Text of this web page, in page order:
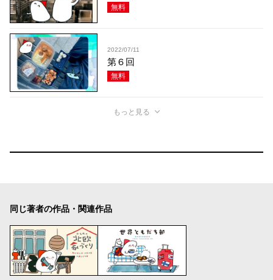
無料
2022/07/11
第６回
無料
もっと見る
同じ著者の作品・関連作品